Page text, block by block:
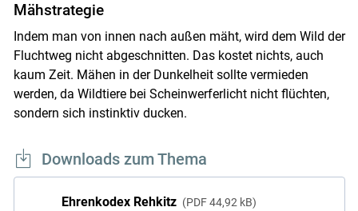
Mähstrategie
Indem man von innen nach außen mäht, wird dem Wild der
Fluchtweg nicht abgeschnitten. Das kostet nichts, auch
kaum Zeit. Mähen in der Dunkelheit sollte vermieden
werden, da Wildtiere bei Scheinwerferlicht nicht flüchten,
sondern sich instinktiv ducken.
Downloads zum Thema
Ehrenkodex Rehkitz PDF 44,92 kB